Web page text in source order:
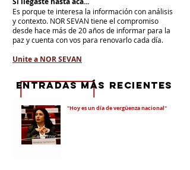
Es porque te interesa la información con análisis
y contexto. NOR SEVAN tiene el compromiso
desde hace más de 20 años de informar para la
paz y cuenta con vos para renovarlo cada día.
Unite a NOR SEVAN
"Hoy es un día de vergüenza nacional"
eNTRADAS MÁS RECIENTES